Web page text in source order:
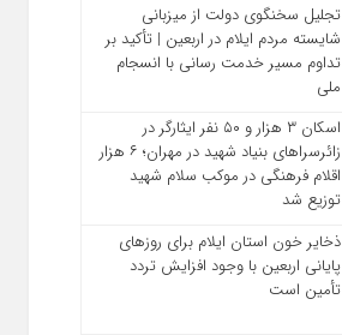
تجلیل سخنگوی دولت از میزبانی
شایسته مردم ایلام در اربعین | تأکید بر
تداوم مسیر خدمت‌ رسانی با انسجام
ملی
اسکان ۳ هزار و ۵۰ نفر ایثارگر در
زائرسراهای بنیاد شهید در مهران؛ ۶ هزار
اقلام فرهنگی در موکب سلام شهید
توزیع شد
ذخایر خون استان ایلام برای روزهای
پایانی اربعین با وجود افزایش تردد
تأمین است